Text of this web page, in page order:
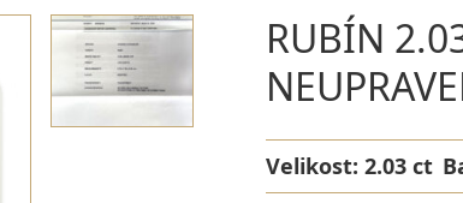
RUBÍN
Velikost: 2.03 ct